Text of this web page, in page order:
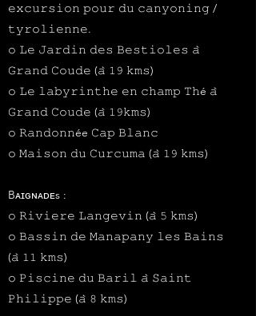
𝚎𝚡𝚌𝚞𝚛𝚜𝚒𝚘𝚗 𝚙𝚘𝚞𝚛 𝚍𝚞 𝚌𝚊𝚗𝚢𝚘𝚗𝚒𝚗𝚐 /
𝚝𝚢𝚛𝚘𝚕𝚒𝚎𝚗𝚗𝚎.
𝚘 𝙻𝚎 𝙹𝚊𝚛𝚍𝚒𝚗 𝚍𝚎𝚜 𝙱𝚎𝚜𝚝𝚒𝚘𝚕𝚎𝚜 𝚊̀
𝙶𝚛𝚊𝚗𝚍 𝙲𝚘𝚞𝚍𝚎 (𝚊̀ 𝟷𝟿 𝚔𝚖𝚜)
𝚘 𝙻𝚎 𝚕𝚊𝚋𝚢𝚛𝚒𝚗𝚝𝚑𝚎 𝚎𝚗 𝚌𝚑𝚊𝚖𝚙 𝚃𝚑é 𝚊̀
𝙶𝚛𝚊𝚗𝚍 𝙲𝚘𝚞𝚍𝚎 (𝚊̀ 𝟷𝟿𝚔𝚖𝚜)
𝚘 𝚁𝚊𝚗𝚍𝚘𝚗𝚗ée 𝙲𝚊𝚙 𝙱𝚕𝚊𝚗𝚌
𝚘 𝙼𝚊𝚒𝚜𝚘𝚗 𝚍𝚞 𝙲𝚞𝚛𝚌𝚞𝚖𝚊 (𝚊̀ 𝟷𝟿 𝚔𝚖𝚜)
Bᴀɪɢɴᴀᴅᴇs :
𝚘 𝚁𝚒𝚟𝚒𝚎𝚛𝚎 𝙻𝚊𝚗𝚐𝚎𝚟𝚒𝚗 (𝚊̀ 𝟻 𝚔𝚖𝚜)
𝚘 𝙱𝚊𝚜𝚜𝚒𝚗 𝚍𝚎 𝙼𝚊𝚗𝚊𝚙𝚊𝚗𝚢 𝚕𝚎𝚜 𝙱𝚊𝚒𝚗𝚜
(𝚊̀ 𝟷𝟷 𝚔𝚖𝚜)
𝚘 𝙿𝚒𝚜𝚌𝚒𝚗𝚎 𝚍𝚞 𝙱𝚊𝚛𝚒𝚕 𝚊̀ 𝚂𝚊𝚒𝚗𝚝
𝙿𝚑𝚒𝚕𝚒𝚙𝚙𝚎 (𝚊̀ 𝟾 𝚔𝚖𝚜)